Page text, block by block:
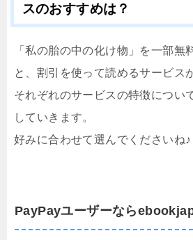
スのおすすめは？
「私の胎の中の化け物」を一部無
と、割引を使って読めるサービス
それぞれのサービスの特徴につい
していきます。
好みに合わせて選んでくださいね♪
PayPayユーザーなら